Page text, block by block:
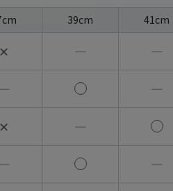
39cm 41cm
✕ ― ―
―
✕ ―
―